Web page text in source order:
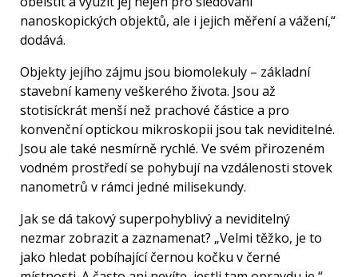
nanoskopických objektů, ale i jejich měření a vážení,“
dodává.
Objekty jejího zájmu jsou biomolekuly – základní
stavební kameny veškerého života. Jsou až
stotisíckrát menší než prachové částice a pro
konvenční optickou mikroskopii jsou tak neviditelné.
Jsou ale také nesmírně rychlé. Ve svém přirozeném
vodném prostředí se pohybují na vzdálenosti stovek
nanometrů v rámci jedné milisekundy.
Jak se dá takový superpohyblivý a neviditelný
nezmar zobrazit a zaznamenat? „Velmi těžko, je to
jako hledat pobíhající černou kočku v černé